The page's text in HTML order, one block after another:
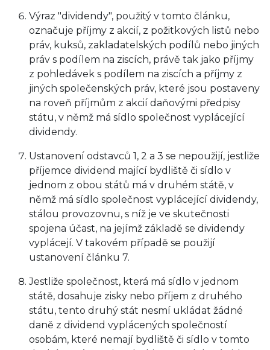
Výraz "dividendy", použitý v tomto článku,
označuje příjmy z akcií, z požitkových listů nebo
práv, kuksů, zakladatelských podílů nebo jiných
práv s podílem na ziscích, právě tak jako příjmy
z pohledávek s podílem na ziscích a příjmy z
jiných společenských práv, které jsou postaveny
na roveň příjmům z akcií daňovými předpisy
státu, v němž má sídlo společnost vyplácející
dividendy.
Ustanovení odstavců 1, 2 a 3 se nepoužijí, jestliže
příjemce dividend mající bydliště či sídlo v
jednom z obou států má v druhém státě, v
němž má sídlo společnost vyplácející dividendy,
stálou provozovnu, s níž je ve skutečnosti
spojena účast, na jejímž základě se dividendy
vyplácejí. V takovém případě se použijí
ustanovení článku 7.
Jestliže společnost, která má sídlo v jednom
státě, dosahuje zisky nebo příjem z druhého
státu, tento druhý stát nesmí ukládat žádné
daně z dividend vyplácených společností
osobám, které nemají bydliště či sídlo v tomto